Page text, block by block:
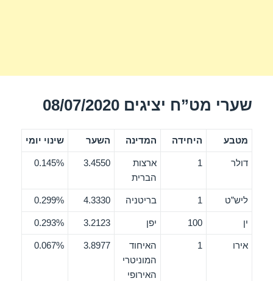
שערי מט”ח יציגים 08/07/2020
מטבע היחידה המדינה השער שינוי יומי
דולר 1
ארצות
הברית
3.4550
0.145%
ליש”ט 1 בריטניה 4.3330
0.299%
ין 100 יפן 3.2123
0.293%
אירו 1
האיחוד
המוניטרי
האירופי
3.8977
0.067%